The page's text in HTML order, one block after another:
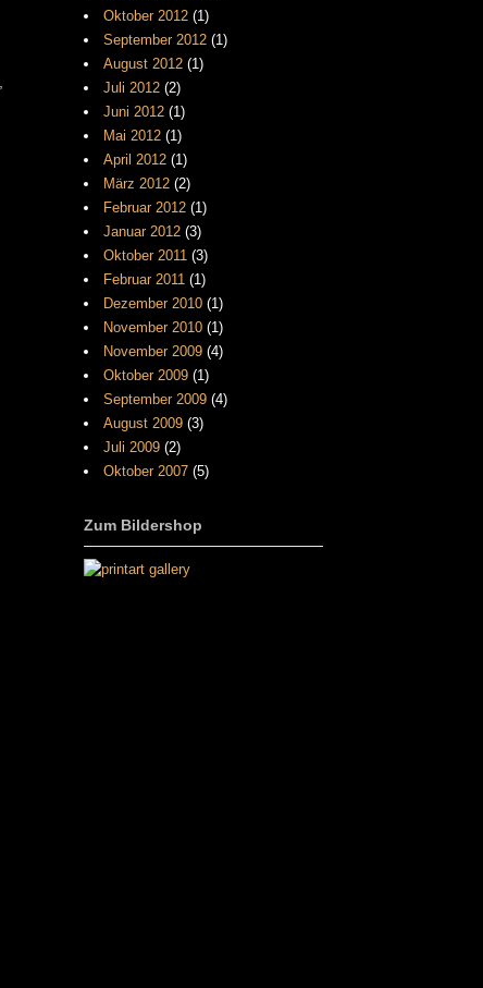
Oktober 2012(1)
September 2012(1)
August 2012(1)
Juli 2012(2)
Juni 2012(1)
Mai 2012(1)
April 2012(1)
März 2012(2)
Februar 2012(1)
Januar 2012(3)
Oktober 2011(3)
Februar 2011(1)
Dezember 2010(1)
November 2010(1)
November 2009(4)
Oktober 2009(1)
September 2009(4)
August 2009(3)
Juli 2009(2)
Oktober 2007(5)
Zum Bildershop